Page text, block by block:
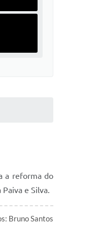
a reforma do
e Silva.
Bruno Santos